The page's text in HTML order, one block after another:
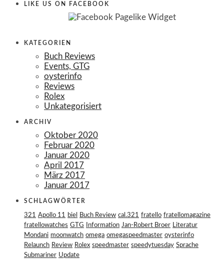
LIKE US ON FACEBOOK
KATEGORIEN
Buch Reviews
Events, GTG
oysterinfo
Reviews
Rolex
Unkategorisiert
ARCHIV
Oktober 2020
Februar 2020
Januar 2020
April 2017
März 2017
Januar 2017
SCHLAGWÖRTER
321 Apollo 11 biel Buch Review cal.321 fratello fratellomagazine
fratellowatches GTG Information Jan-Robert Broer Literatur
Mondani moonwatch omega omegaspeedmaster oysterinfo
Relaunch Review Rolex speedmaster speedytuesday Sprache
Submariner Update